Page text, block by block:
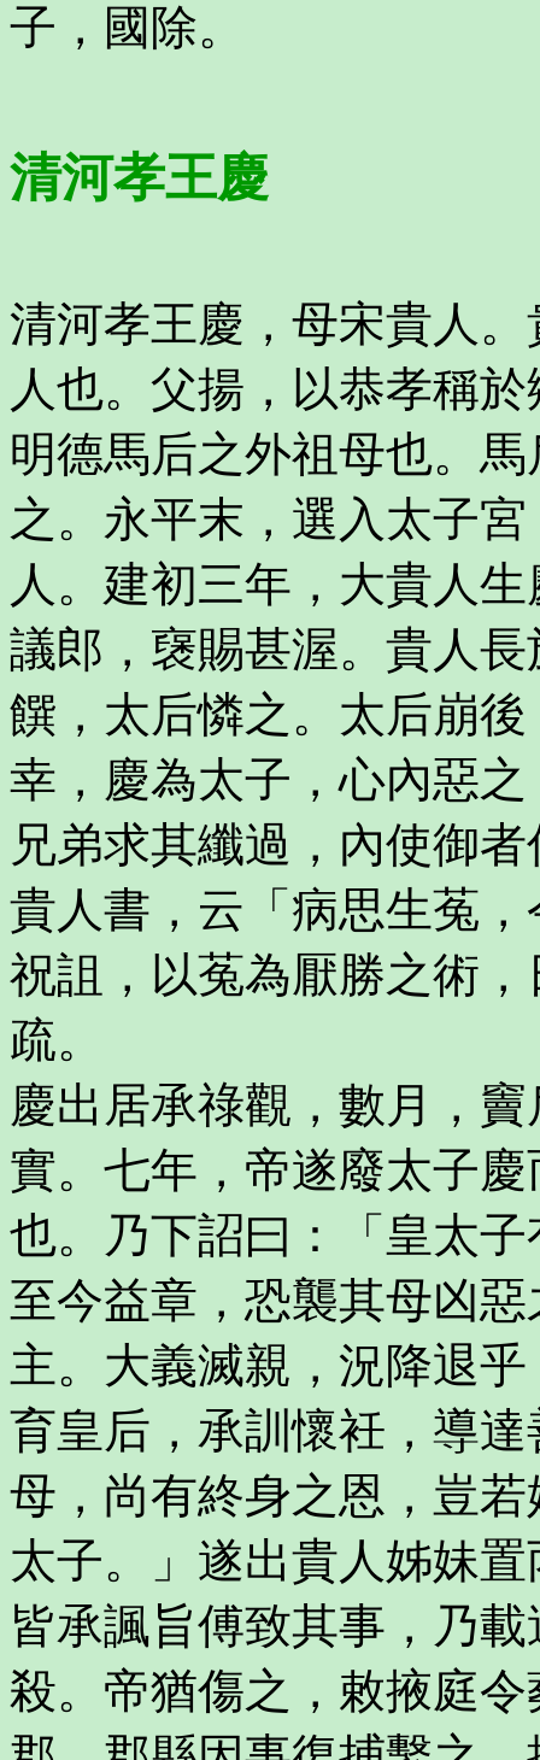
子，國除。
清河孝王慶
清河孝王慶，母宋貴人
人也。父揚，以恭孝稱
明德馬后之外祖母也。
之。永平末，選入太子
人。建初三年，大貴人
議郎，襃賜甚渥。貴人
饌，太后憐之。太后崩
幸，慶為太子，心內惡
兄弟求其纖過，內使御
貴人書，云「病思生菟
祝詛，以菟為厭勝之術
疏。
慶出居承祿觀，數月，
實。七年，帝遂廢太子
也。乃下詔曰：「皇太
至今益章，恐襲其母凶
主。大義滅親，況降退
育皇后，承訓懷衽，導
母，尚有終身之恩，豈
太子。」遂出貴人姊妹
皆承諷旨傅致其事，乃
殺。帝猶傷之，敕掖庭